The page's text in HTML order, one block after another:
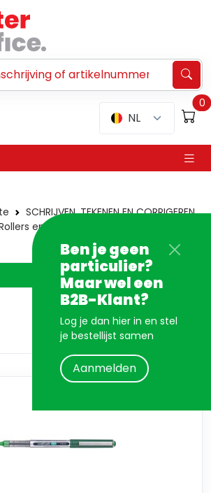
NL
0
Ben je geen
particulier?
Maar wel een
B2B-Klant?
Log je dan hier in en stel
je bestellijst samen
Aanmelden
SCHRIJVEN, TEKENEN EN CORRIGEREN
en -vullingen